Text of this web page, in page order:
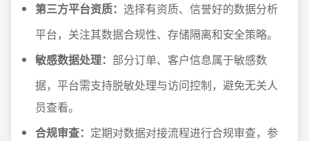
第三方平台资质： 选择有资质、信誉好的数据分析
平台，关注其数据合规性、存储隔离和安全策略。
敏感数据处理： 部分订单、客户信息属于敏感数
据，平台需支持脱敏处理与访问控制，避免无关人
员查看。
合规审查： 定期对数据对接流程进行合规审查，参